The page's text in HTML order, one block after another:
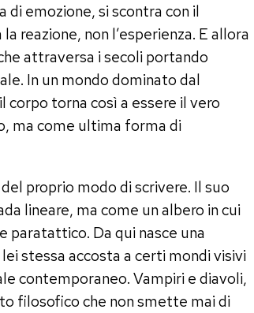
emozione, si scontra con il
reazione, non l’esperienza. E allora
attraversa i secoli portando
In un mondo dominato dal
torna così a essere il vero
ma come ultima forma di
proprio modo di scrivere. Il suo
lineare, ma come un albero in cui
paratattico. Da qui nasce una
stessa accosta a certi mondi visivi
contemporaneo. Vampiri e diavoli,
filosofico che non smette mai di